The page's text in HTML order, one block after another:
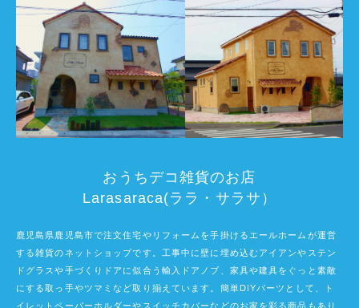
おうちデコ雑貨のお店
Larasaraca(ララ・サラサ）
鹿児島県鹿児島市で注文住宅やリフォームを手掛けるエールホームが運営
する雑貨のネットショップです。工事中に壁に埋め込むアイアンやステン
ドグラスや手づくりドアに似合う輸入ドアノブ、家具や建具をぐっと素敵
にする取っ手やツマミなど取り揃えています。簡単DIYパーツとして、ト
イレットペーパーホルダーやスイッチカバーなどのお家を彩る商品もあり